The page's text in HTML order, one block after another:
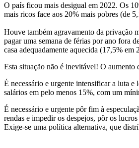
O país ficou mais desigual em 2022. Os
mais ricos face aos 20% mais pobres (de
Houve também agravamento da privação
pagar uma semana de férias por ano fora
casa adequadamente aquecida (17,5%
Esta situação não é inevitável! O aumento
É necessário e urgente intensificar a luta
salários em pelo menos 15%, com um
É necessário e urgente pôr fim à
rendas e impedir os despejos, pôr os
Exige-se uma política alternativa, que